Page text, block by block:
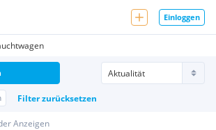
Einloggen
Filter zurücksetzen
Anzeigen